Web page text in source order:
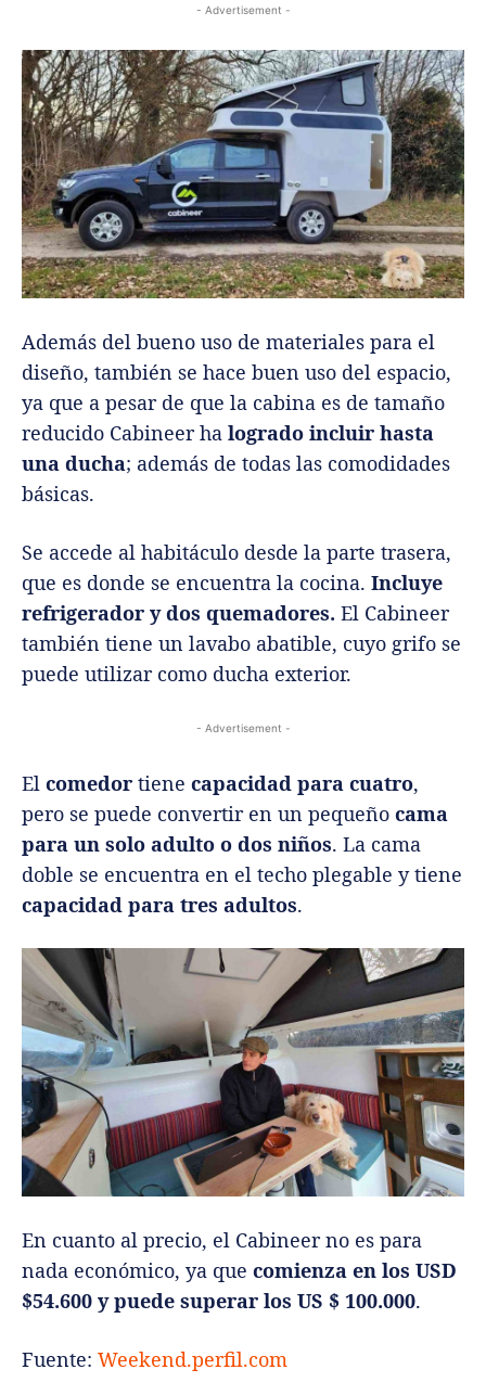
- Advertisement -
Además del bueno uso de materiales para el
diseño, también se hace buen uso del espacio,
ya que a pesar de que la cabina es de tamaño
reducido Cabineer ha logrado incluir hasta
una ducha; además de todas las comodidades
básicas.
Se accede al habitáculo desde la parte trasera,
que es donde se encuentra la cocina. Incluye
refrigerador y dos quemadores. El Cabineer
también tiene un lavabo abatible, cuyo grifo se
puede utilizar como ducha exterior.
- Advertisement -
El comedor tiene capacidad para cuatro,
pero se puede convertir en un pequeño cama
para un solo adulto o dos niños. La cama
doble se encuentra en el techo plegable y tiene
capacidad para tres adultos.
En cuanto al precio, el Cabineer no es para
nada económico, ya que comienza en los USD
$54.600 y puede superar los US $ 100.000.
Fuente: Weekend.perfil.com